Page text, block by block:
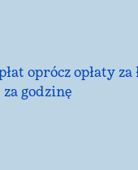
oprócz opłaty
godzinę